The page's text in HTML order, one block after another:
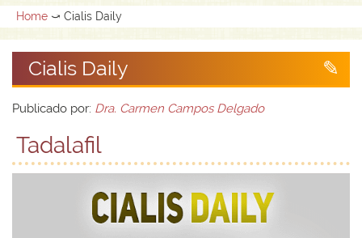
Home ⤻ Cialis Daily
Cialis Daily
Publicado por: Dra. Carmen Campos Delgado
Tadalafil